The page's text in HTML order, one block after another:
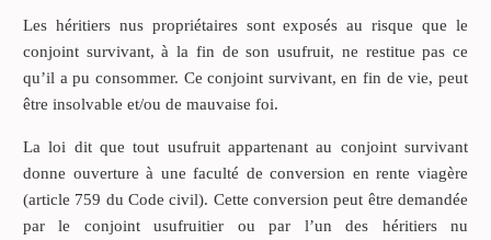
Les héritiers nus propriétaires sont exposés au risque que le
conjoint survivant, à la fin de son usufruit, ne restitue pas ce
qu’il a pu consommer. Ce conjoint survivant, en fin de vie, peut
être insolvable et/ou de mauvaise foi.
La loi dit que tout usufruit appartenant au conjoint survivant
donne ouverture à une faculté de conversion en rente viagère
(article 759 du Code civil). Cette conversion peut être demandée
par le conjoint usufruitier ou par l’un des héritiers nu